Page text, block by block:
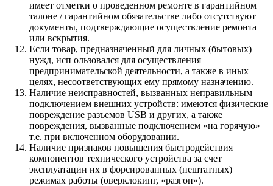
имеет отметки о проведенном ремонте в гарантийном
талоне / гарантийном обязательстве либо отсутствуют
документы, подтверждающие осуществление ремонта
или вскрытия.
Если товар, предназначенный для личных (бытовых)
нужд, исп ользовался для осуществления
предпринимательской деятельности, а также в иных
целях, несоответствующих ему прямому назначению.
Наличие неисправностей, вызванных неправильным
подключением внешних устройств: имеются физические
повреждение разъемов USB и других, а также
повреждения, вызванные подключением «на горячую»
т.е. при включенном оборудовании.
Наличие признаков повышения быстродействия
компонентов технического устройства за счет
эксплуатации их в форсированных (нештатных)
режимах работы (оверклокинг, «разгон»).